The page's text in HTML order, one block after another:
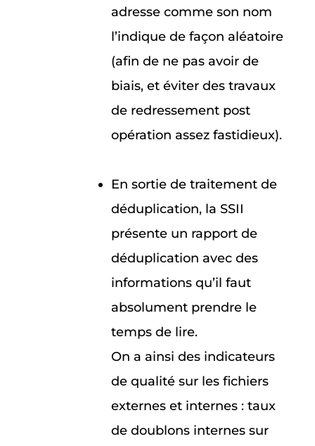
adresse comme son nom
l’indique de façon aléatoire
(afin de ne pas avoir de
biais, et éviter des travaux
de redressement post
opération assez fastidieux).
En sortie de traitement de
déduplication, la SSII
présente un rapport de
déduplication avec des
informations qu’il faut
absolument prendre le
temps de lire.
On a ainsi des indicateurs
de qualité sur les fichiers
externes et internes : taux
de doublons internes sur